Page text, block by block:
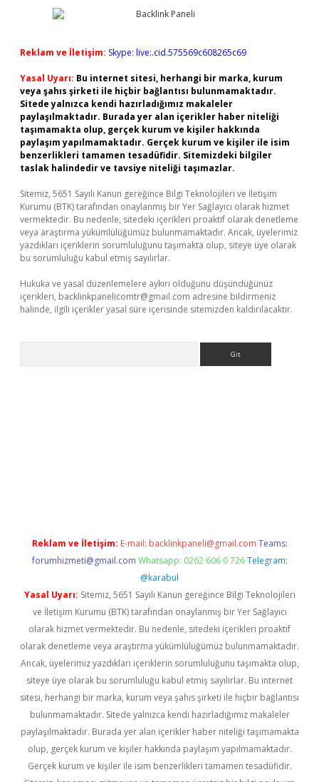
Reklam ve İletişim: Skype: live:.cid.575569c608265c69
Yasal Uyarı: Bu internet sitesi, herhangi bir marka, kurum
veya şahıs şirketi ile hiçbir bağlantısı bulunmamaktadır.
Sitede yalnızca kendi hazırladığımız makaleler
paylaşılmaktadır. Burada yer alan içerikler haber niteliği
taşımamakta olup, gerçek kurum ve kişiler hakkında
paylaşım yapılmamaktadır. Gerçek kurum ve kişiler ile isim
benzerlikleri tamamen tesadüfidir. Sitemizdeki bilgiler
taslak halindedir ve tavsiye niteliği taşımazlar.
Sitemiz, 5651 Sayılı Kanun gereğince Bilgi Teknolojileri ve İletişim
Kurumu (BTK) tarafından onaylanmış bir Yer Sağlayıcı olarak hizmet
vermektedir. Bu nedenle, sitedeki içerikleri proaktif olarak denetleme
veya araştırma yükümlülüğümüz bulunmamaktadır. Ancak, üyelerimiz
yazdıkları içeriklerin sorumluluğunu taşımakta olup, siteye üye olarak
bu sorumluluğu kabul etmiş sayılırlar.
Hukuka ve yasal düzenlemelere aykırı olduğunu düşündüğünüz
içerikleri, backlinkpanelicomtr@gmail.com adresine bildirmeniz
halinde, ilgili içerikler yasal süre içerisinde sitemizden kaldırılacaktır.
Reklam ve İletişim: E-mail: backlinkpaneli@gmail.com Teams:
forumhizmeti@gmail.com Whatsapp: 0262 606 0 726 Telegram:
@karabul
Yasal Uyarı: Sitemiz, 5651 Sayılı Kanun gereğince Bilgi Teknolojileri
ve İletişim Kurumu (BTK) tarafından onaylanmış bir Yer Sağlayıcı
olarak hizmet vermektedir. Bu nedenle, sitedeki içerikleri proaktif
olarak denetleme veya araştırma yükümlülüğümüz bulunmamaktadır.
Ancak, üyelerimiz yazdıkları içeriklerin sorumluluğunu taşımakta olup,
siteye üye olarak bu sorumluluğu kabul etmiş sayılırlar. Bu internet
sitesi, herhangi bir marka, kurum veya şahıs şirketi ile hiçbir bağlantısı
bulunmamaktadır. Sitede yalnızca kendi hazırladığımız makaleler
paylaşılmaktadır. Burada yer alan içerikler haber niteliği taşımamakta
olup, gerçek kurum ve kişiler hakkında paylaşım yapılmamaktadır.
Gerçek kurum ve kişiler ile isim benzerlikleri tamamen tesadüfidir.